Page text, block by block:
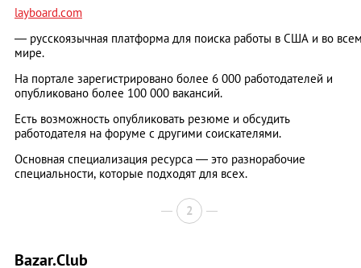
layboard.com
— русскоязычная платформа для поиска работы в США и во
мире.
На портале зарегистрировано более 6 000 работодателей и
опубликовано более 100 000 вакансий.
Есть возможность опубликовать резюме и обсудить
работодателя на форуме с другими соискателями.
Основная специализация ресурса — это разнорабочие
специальности, которые подходят для всех.
2
Bazar.Club